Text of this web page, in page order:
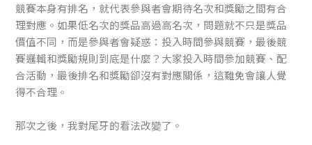
競賽本身有排名，就代表參與者會期待名次和獎勵之間有合
理對應。如果低名次的獎品高過高名次，問題就不只是獎品
價值不同，而是參與者會疑惑：投入時間參與競賽，最後競
賽邏輯和獎勵規則到底是什麼？大家投入時間參加競賽、配
合活動，最後排名和獎勵卻沒有對應關係，這難免會讓人覺
得不合理。
那次之後，我對尾牙的看法改變了。